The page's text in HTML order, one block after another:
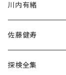
民族・風習
川内有緒
佐藤健寿
探検全集